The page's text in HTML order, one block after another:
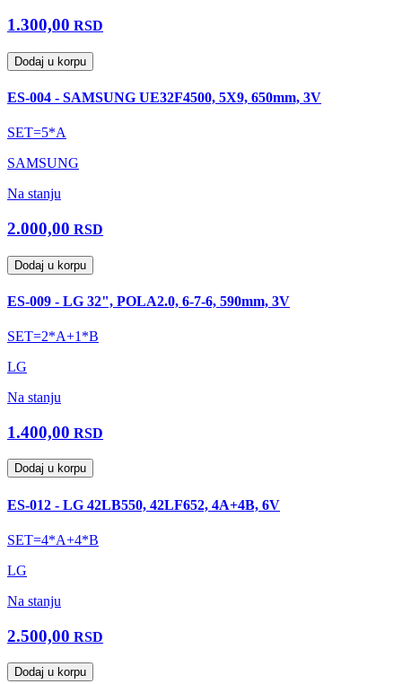
1.300,00 RSD
Dodaj u korpu
ES-004 - SAMSUNG UE32F4500, 5X9, 650mm, 3V
SET=5*A
SAMSUNG
Na stanju
2.000,00 RSD
Dodaj u korpu
ES-009 - LG 32", POLA2.0, 6-7-6, 590mm, 3V
SET=2*A+1*B
LG
Na stanju
1.400,00 RSD
Dodaj u korpu
ES-012 - LG 42LB550, 42LF652, 4A+4B, 6V
SET=4*A+4*B
LG
Na stanju
2.500,00 RSD
Dodaj u korpu